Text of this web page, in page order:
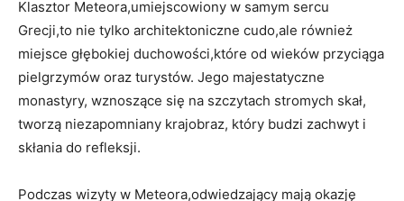
Klasztor Meteora,umiejscowiony w samym sercu
Grecji,to nie tylko architektoniczne cudo,ale również
miejsce głębokiej duchowości,które od wieków przyciąga
pielgrzymów oraz turystów. Jego majestatyczne
monastyry, wznoszące się na szczytach stromych skał,
tworzą niezapomniany krajobraz, który budzi zachwyt i
skłania do refleksji.
Podczas wizyty w Meteora,odwiedzający mają okazję